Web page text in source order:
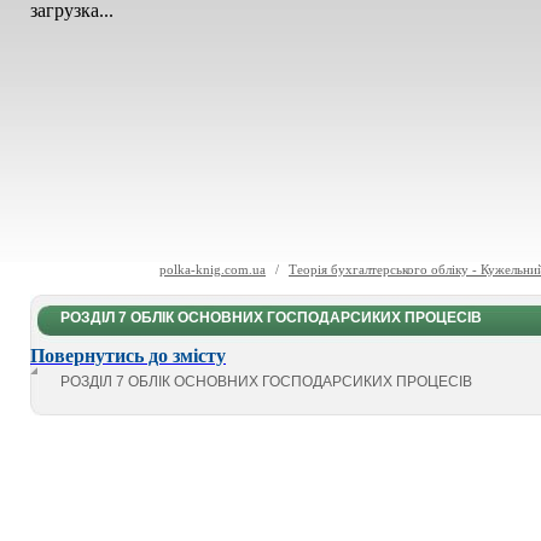
загрузка...
polka-knig.com.ua / Теорія бухгалтерського обліку -
РОЗДІЛ 7 ОБЛІК ОСНОВНИХ ГОСПОДАРСИКИХ ПРОЦЕСІВ
Повернутись до змісту
РОЗДІЛ 7 ОБЛІК ОСНОВНИХ ГОСПОДАРСИКИХ ПРОЦЕСІВ